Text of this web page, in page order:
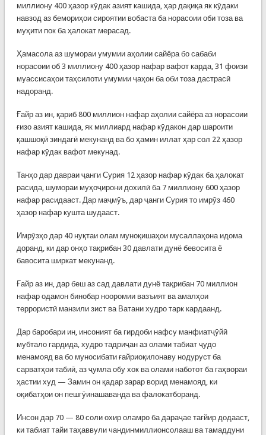
миллиону 400 ҳазор кӯдак азият кашида, ҳар дақиқа як кӯдаки
навзод аз бемориҳои сироятии вобаста ба норасоии оби тоза ва
муҳити пок ба ҳалокат мерасад.
Ҳамасола аз шумораи умумии аҳолии сайёра бо сабаби
норасоии об 3 миллиону 400 ҳазор нафар вафот карда, 31 фоизи
муассисаҳои таҳсилоти умумии ҷаҳон ба оби тоза дастрасӣ
надоранд.
Ғайр аз ин, қариб 800 миллион нафар аҳолии сайёра аз норасоии
ғизо азият кашида, як миллиард нафар кӯдакон дар шароити
қашшоқӣ зиндагӣ мекунанд ва бо ҳамин иллат ҳар сол 22 ҳазор
нафар кӯдак вафот мекунад.
Танҳо дар давраи ҷанги Сурия 12 ҳазор нафар кӯдак ба ҳалокат
расида, шумораи муҳоҷирони дохилӣ ба 7 миллиону 600 ҳазор
нафар расидааст. Дар маҷмӯъ, дар ҷанги Сурия то имрӯз 460
ҳазор нафар кушта шудааст.
Имрӯзҳо дар 40 нуқтаи олам муноқишаҳои мусаллаҳона идома
доранд, ки дар онҳо тақрибан 30 давлати дунё бевосита ё
бавосита ширкат мекунанд.
Ғайр аз ин, дар беш аз сад давлати дунё тақрибан 70 миллион
нафар одамон бинобар нооромии вазъият ва амалҳои
террористӣ манзили зист ва Ватани худро тарк кардаанд.
Дар баробари ин, инсоният ба гирдоби нафсу манфиатҷӯйӣ
мубтало гардида, худро тадриҷан аз олами табиат ҷудо
менамояд ва бо муносибати ғайриоқилонаву нодуруст ба
сарватҳои табиӣ, аз ҷумла обу хок ва олами наботот ба гаҳвораи
ҳастии худ — Замин он қадар зарар ворид менамояд, ки
оқибатҳои он пешгӯинашаванда ва фалокатборанд.
Инсон дар 70 — 80 соли охир оламро ба дараҷае тағйир додааст,
ки табиат тайи таҳаввули чандинмиллионсолааш ва тамаддуни